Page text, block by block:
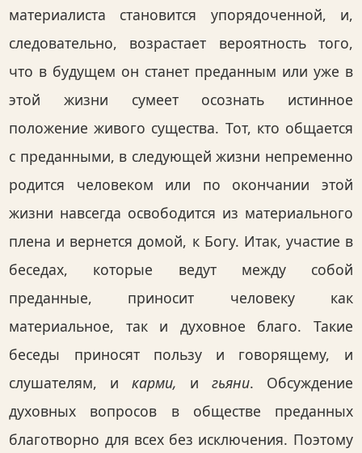
материалиста становится упорядоченной, и,
следовательно, возрастает вероятность того,
что в будущем он станет преданным или уже в
этой жизни сумеет осознать истинное
положение живого существа. Тот, кто общается
с преданными, в следующей жизни непременно
родится человеком или по окончании этой
жизни навсегда освободится из материального
плена и вернется домой, к Богу. Итак, участие в
беседах, которые ведут между собой
преданные, приносит человеку как
материальное, так и духовное благо. Такие
беседы приносят пользу и говорящему, и
слушателям, икарми, и гьяни. Обсуждение
духовных вопросов в обществе преданных
благотворно для всех без исключения. Поэтому